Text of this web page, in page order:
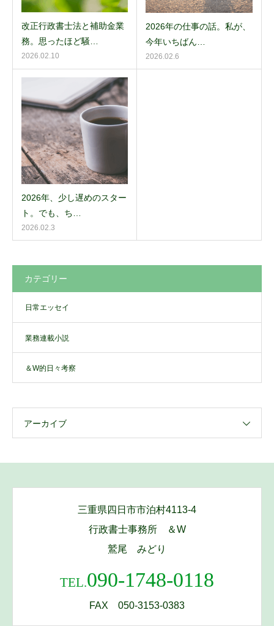
改正行政書士法と補助金業
務。思ったほど騒…
2026.02.10
2026年の仕事の話。私が、
今年いちばん…
2026.02.6
2026年、少し遅めのスター
ト。でも、ち…
2026.02.3
カテゴリー
日常エッセイ
業務連載小説
＆W的日々考察
アーカイブ
三重県四日市市泊村4113-4
行政書士事務所 ＆W
鷲尾 みどり
TEL.090-1748-0118
FAX 050-3153-0383